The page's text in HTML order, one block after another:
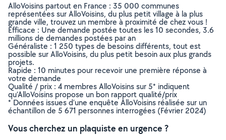
AlloVoisins partout en France : 35 000 communes
représentées sur AlloVoisins, du plus petit village à la plus
grande ville, trouvez un membre à proximité de chez vous !
Efficace : Une demande postée toutes les 10 secondes, 3.6
millions de demandes postées par an
Généraliste : 1 250 types de besoins différents, tout est
possible sur AlloVoisins, du plus petit besoin aux plus grands
projets.
Rapide : 10 minutes pour recevoir une première réponse à
votre demande
Qualité / prix : 4 membres AlloVoisins sur 5* indiquent
qu’AlloVoisins propose un bon rapport qualité/prix
* Données issues d’une enquête AlloVoisins réalisée sur un
échantillon de 5 671 personnes interrogées (Février 2024)
Vous cherchez un plaquiste en urgence ?